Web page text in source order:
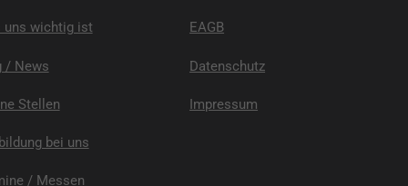
uns wichtig ist
/ News
Stellen
bei uns
/ Messen
EAGB
Datenschutz
Impressum